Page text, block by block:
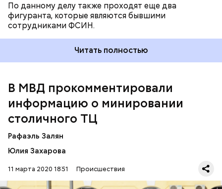
По данному делу также проходят еще два
фигуранта, которые являются бывшими
сотрудниками ФСИН.
Читать полностью
В МВД прокомментировали
информацию о минировании
столичного ТЦ
Рафаэль Залян
Юлия Захарова
11 марта 2020 18:51 Происшествия